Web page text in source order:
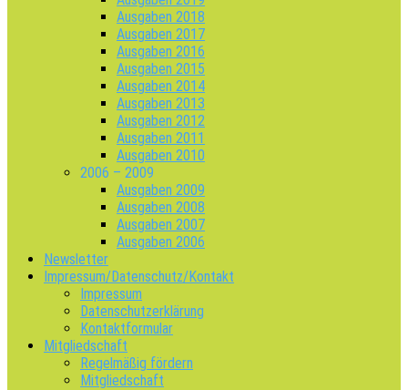
Ausgaben 2018
Ausgaben 2017
Ausgaben 2016
Ausgaben 2015
Ausgaben 2014
Ausgaben 2013
Ausgaben 2012
Ausgaben 2011
Ausgaben 2010
2006 – 2009
Ausgaben 2009
Ausgaben 2008
Ausgaben 2007
Ausgaben 2006
Newsletter
Impressum/Datenschutz/Kontakt
Impressum
Datenschutzerklärung
Kontaktformular
Mitgliedschaft
Regelmäßig fördern
Mitgliedschaft